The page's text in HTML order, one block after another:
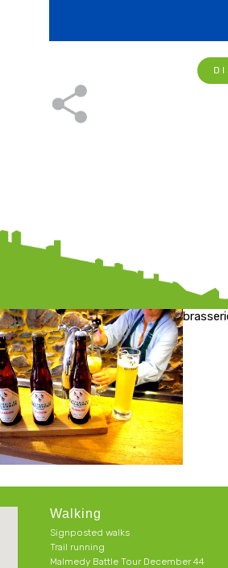
Walking
Signposted walks
Trail running
Malmedy Battle Tour December 44